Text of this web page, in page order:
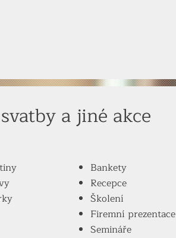
a jiné akce
Bankety
Recepce
Školení
Firemní prezentace
Semináře